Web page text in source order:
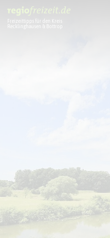
Freizeittipps für den Kreis
Recklinghausen & Bottrop